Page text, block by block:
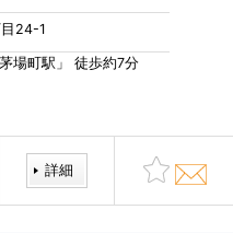
24-1
場町駅」 徒歩約7分
詳細